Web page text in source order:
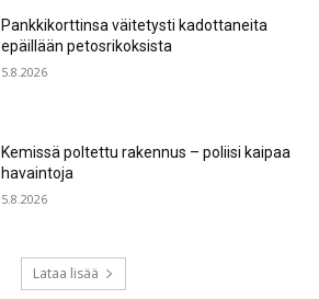
Pankkikorttinsa väitetysti kadottaneita
epäillään petosrikoksista
5.8.2026
Kemissä poltettu rakennus – poliisi kaipaa
havaintoja
5.8.2026
Lataa lisää